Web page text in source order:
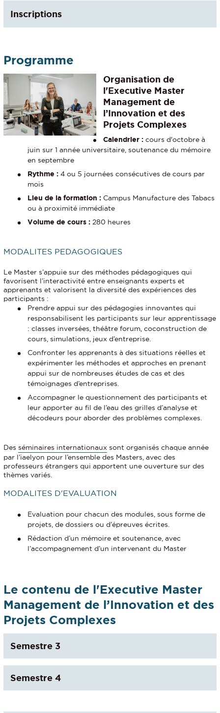
Inscriptions
Programme
Organisation de
l'Executive Master
Management de
l’Innovation et des
Projets Complexes
Calendrier : cours d'octobre à
juin sur 1 année universitaire, soutenance du mémoire
en septembre
Rythme : 4 ou 5 journées consécutives de cours par
mois
Lieu de la formation : Campus Manufacture des Tabacs
ou à proximité immédiate
Volume de cours : 280 heures
MODALITES PEDAGOGIQUES
Le Master s’appuie sur des méthodes pédagogiques qui
favorisent l’interactivité entre enseignants experts et
apprenants et valorisent la diversité des expériences des
participants :
Prendre appui sur des pédagogies innovantes qui
responsabilisent les participants sur leur apprentissage
: classes inversées, théâtre forum, coconstruction de
cours, simulations, jeux d’entreprise.
Confronter les apprenants à des situations réelles et
expérimenter les méthodes et approches en prenant
appui sur de nombreuses études de cas et des
témoignages d’entreprises.
Accompagner le questionnement des participants et
leur apporter au fil de l’eau des grilles d’analyse et
décodeurs pour aborder des problèmes complexes.
Des séminaires internationaux sont organisés chaque année
par l’iaelyon pour l’ensemble des Masters, avec des
professeurs étrangers qui apportent une ouverture sur des
thèmes variés.
MODALITES D'EVALUATION
Evaluation pour chacun des modules, sous forme de
projets, de dossiers ou d’épreuves écrites.
Rédaction d’un mémoire et soutenance, avec
l’accompagnement d’un intervenant du Master
Le contenu de l'Executive Master
Management de l’Innovation et des
Projets Complexes
Semestre 3
Semestre 4